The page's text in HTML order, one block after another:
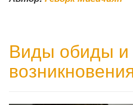
Виды обиды и